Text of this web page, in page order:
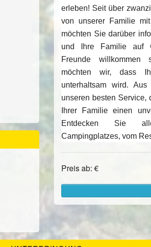
Beispiel Fewo
erleben! Seit über
von unserer Familie
möchten Sie darüber
und Ihre Familie auf
Freunde willkommen
möchten wir, dass
unterhaltsam wird.
unseren besten Service,
Ihrer Familie einen
Entdecken Sie
Campingplatzes, vom
Preis ab: €